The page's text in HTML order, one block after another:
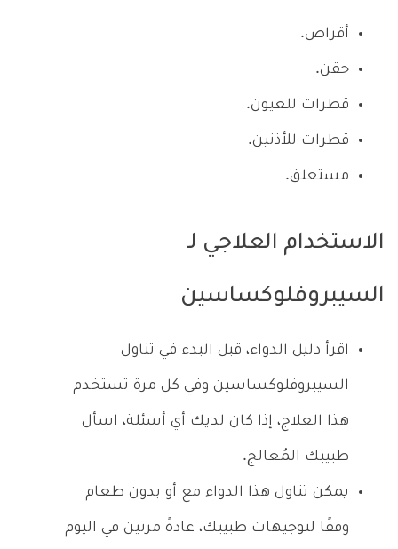
أقراص.
حقن.
قطرات للعيون.
قطرات للأذنين.
مستعلق.
الاستخدام العلاجي لـ
السيبروفلوكساسين
اقرأ دليل الدواء، قبل البدء في تناول
السيبروفلوكساسين وفي كل مرة تستخدم
هذا العلاج، إذا كان لديك أي أسئلة، اسأل
طبيبك المُعالج.
يمكن تناول هذا الدواء مع أو بدون طعام
وفقًا لتوجيهات طبيبك، عادةً مرتين في اليوم